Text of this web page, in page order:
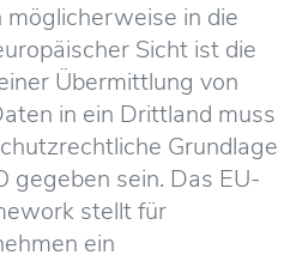
in die
Sicht ist die
Übermittlung von
in ein Drittland muss
Grundlage
gegeben sein. Das EU-
stellt für
ein